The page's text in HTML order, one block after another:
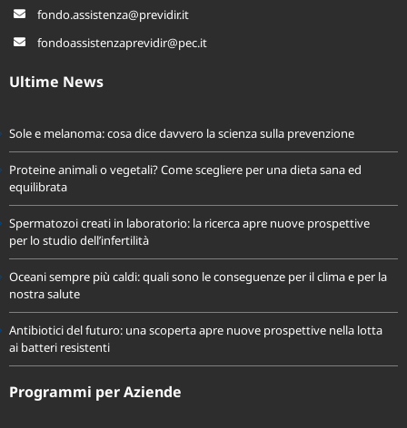
Sole e melanoma: cosa dice davvero la scienza sulla prevenzione
Proteine animali o vegetali? Come scegliere per una dieta sana ed
equilibrata
Spermatozoi creati in laboratorio: la ricerca apre nuove prospettive
per lo studio dell’infertilità
Oceani sempre più caldi: quali sono le conseguenze per il clima e per la
nostra salute
Antibiotici del futuro: una scoperta apre nuove prospettive nella lotta
ai batteri resistenti
Programmi per Aziende